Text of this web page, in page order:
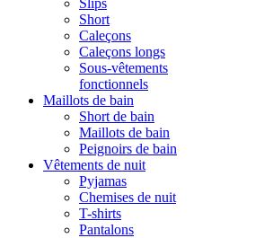
Slips
Short
Caleçons
Caleçons longs
Sous-vêtements
fonctionnels
Maillots de bain
Short de bain
Maillots de bain
Peignoirs de bain
Vêtements de nuit
Pyjamas
Chemises de nuit
T-shirts
Pantalons